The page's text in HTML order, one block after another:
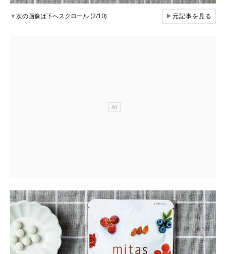
▼次の画像は下へスクロール (2/10) ▶元記事を見る